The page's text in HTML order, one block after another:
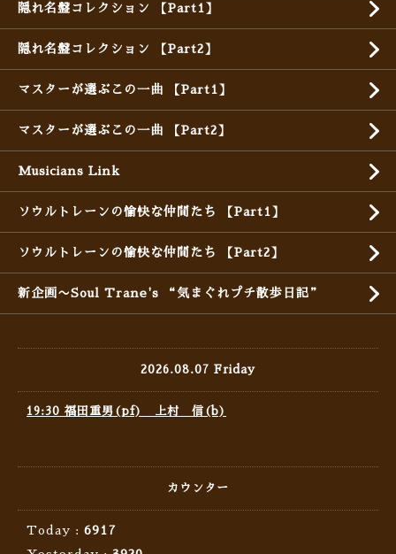
隠れ名盤コレクション 【Part1】
隠れ名盤コレクション 【Part2】
マスターが選ぶこの一曲 【Part1】
マスターが選ぶこの一曲 【Part2】
Musicians Link
ソウルトレーンの愉快な仲間たち 【Part1】
ソウルトレーンの愉快な仲間たち 【Part2】
新企画〜Soul Trane's “気まぐれプチ散歩日記”
2026.08.07 Friday
19:30 福田重男(pf) 上村 信(b)
カウンター
Today : 6917